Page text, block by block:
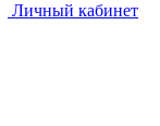
Личный кабинет